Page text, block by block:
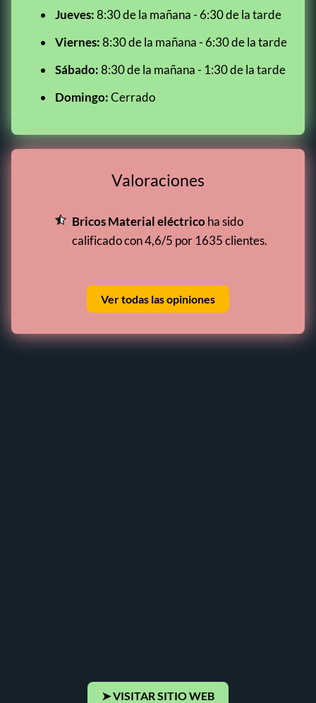
Jueves:8:30 de la mañana - 6:30 de la tarde
Viernes:8:30 de la mañana - 6:30 de la tarde
Sábado:8:30 de la mañana - 1:30 de la tarde
Domingo:Cerrado
Valoraciones
Bricos Material eléctricoha sido
calificado con 4,6/5 por 1635 clientes.
Ver todas las opiniones
➤ VISITAR SITIO WEB